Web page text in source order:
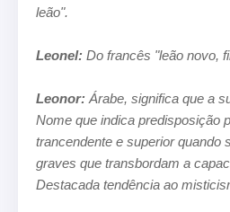
leão".
Leonel: Do francês "leão novo,
Leonor: Árabe, significa que a
Nome que indica predisposição
trancendente e superiorquando
graves que transbordam a
Destacada tendência ao